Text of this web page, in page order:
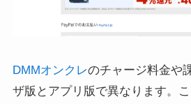
DMMオンクレのチャージ料金や
ザ版とアプリ版で異なります。